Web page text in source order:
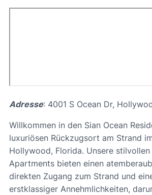
Adresse: 4001 S Ocean Dr,
Willkommen in den Sian Ocean
luxuriösen Rückzugsort am Strand
Hollywood, Florida. Unsere
Apartments bieten einen
direkten Zugang zum Strand und
erstklassiger Annehmlichkeiten,